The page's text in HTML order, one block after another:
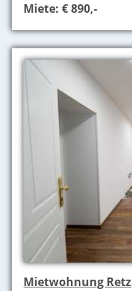
Miete: € 890,-
Mietwohnung Retz